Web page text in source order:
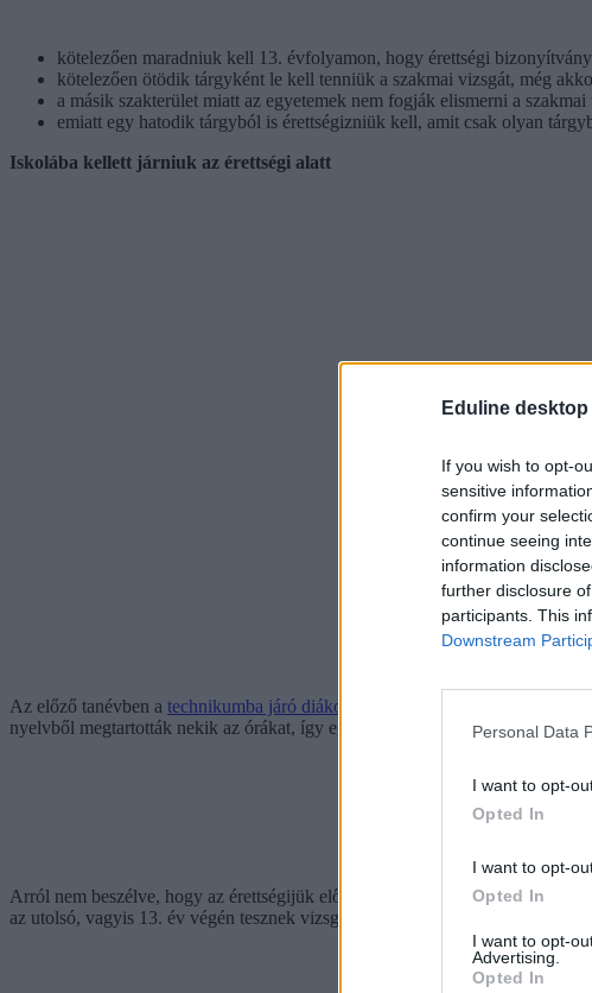
Eduline desktop
If you wish to opt-
sensitive
confirm your
continue seeing
information
further disclosure
participants. This
Downstream
Personal Data
I want to opt-
Opted In
I want to opt-
Opted In
I want to opt-
Advertising.
Opted In
kötelezően maradniuk kell 13. évfolyamon, hogy érettségi
kötelezően ötödik tárgyként le kell tenniük a szakmai vizsgát, még
a másik szakterület miatt az egyetemek nem fogják elismerni a
emiatt egy hatodik tárgyból is érettségizniük kell, amit csak olyan
Iskolába kellett járniuk az érettségi alatt
Az előző tanévben a technikumba járó diákoknak úgy kellett 12. évfolyamon
nyelvből megtartották nekik az órákat, így egy gimnáziumi tanulóhoz képest
Arról nem beszélve, hogy az érettségijük előrehozott vizsgának minősült,
az utolsó, vagyis 13. év végén tesznek vizsgát. Ez emelt szintű érettséginek